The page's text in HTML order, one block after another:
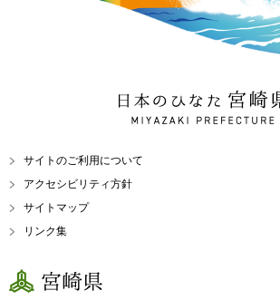
日本のひなた 宮崎県
MIYAZAKI PREFECTURE
サイトのご利用について
アクセシビリティ方針
サイトマップ
リンク集
宮崎県